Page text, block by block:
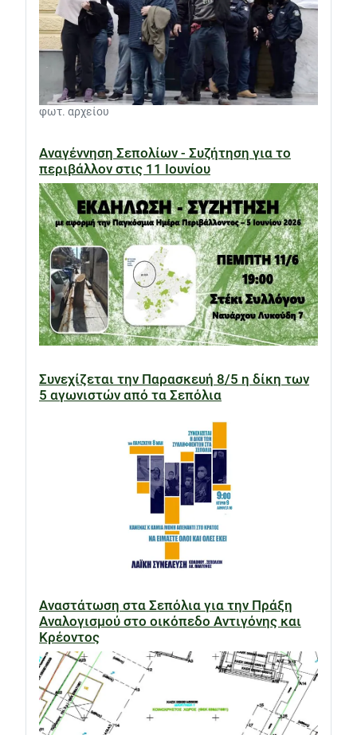
φωτ. αρχείου
Αναγέννηση Σεπολίων - Συζήτηση για το
περιβάλλον στις 11 Ιουνίου
Συνεχίζεται την Παρασκευή 8/5 η δίκη των
5 αγωνιστών από τα Σεπόλια
Αναστάτωση στα Σεπόλια για την Πράξη
Αναλογισμού στο οικόπεδο Αντιγόνης και
Κρέοντος